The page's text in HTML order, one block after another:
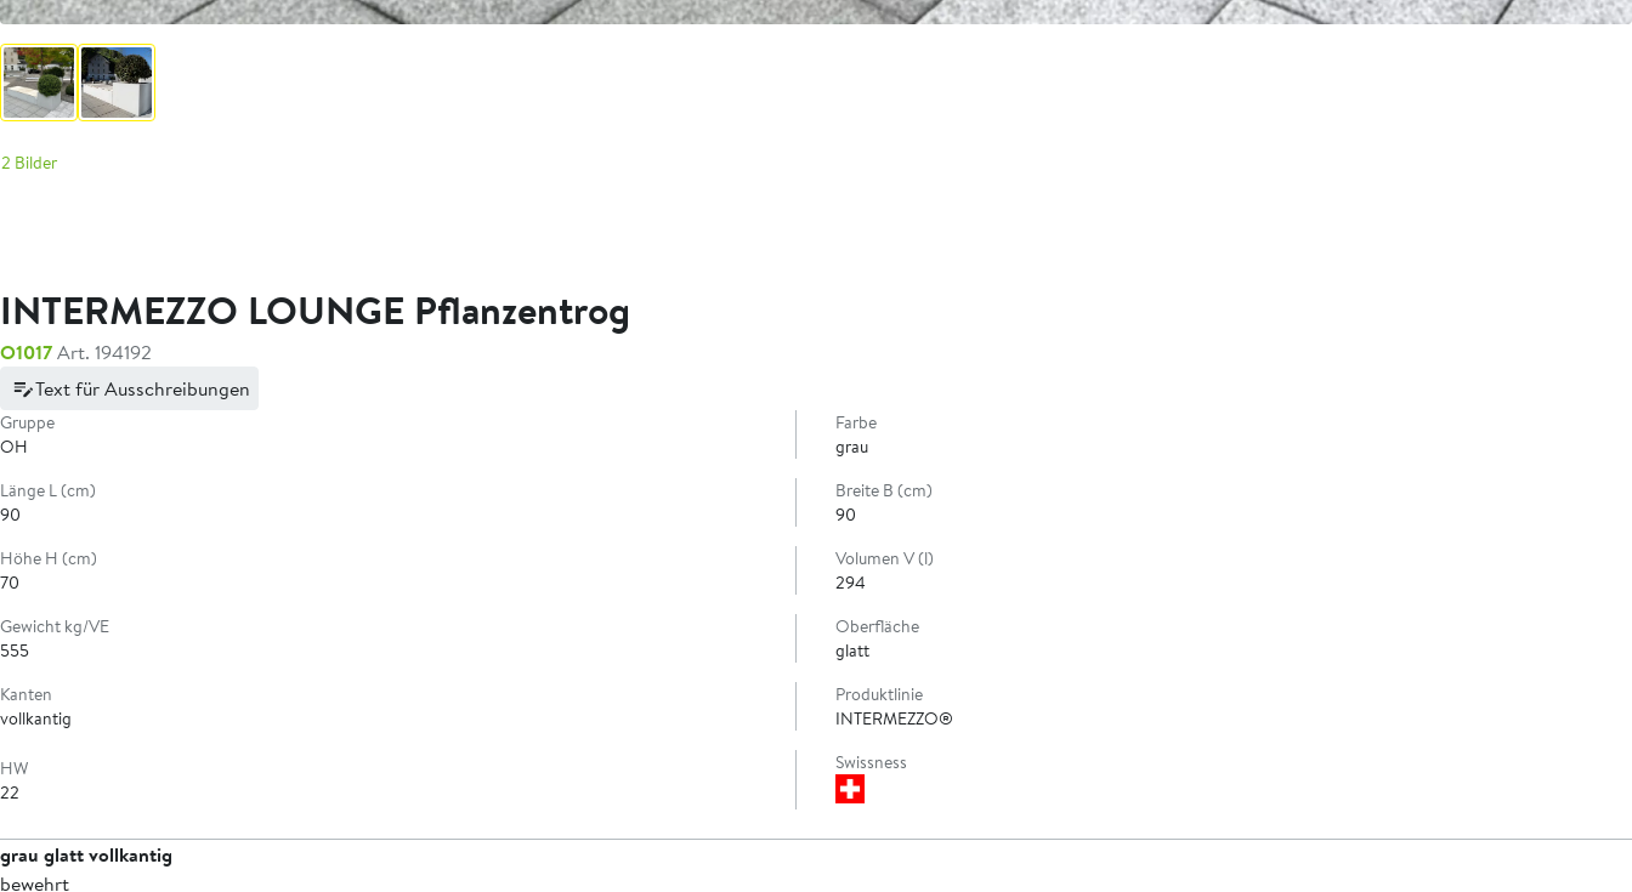
2 Bilder
INTERMEZZO LOUNGE Pflanzentrog
O1017Art. 194192
Text für Ausschreibungen
Gruppe
OH
Farbe
grau
Länge L (cm)
90
Breite B (cm)
90
Höhe H (cm)
70
Volumen V (l)
294
Gewicht kg/VE
555
Oberfläche
glatt
Kanten
vollkantig
Produktlinie
INTERMEZZO®
HW
22
Swissness
grau glatt vollkantig
bewehrt